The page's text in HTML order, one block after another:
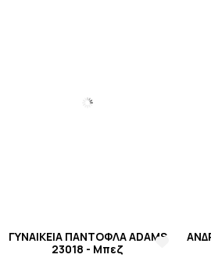
ΓΥΝΑΙΚΕΙA ΠΑΝΤΟΦΛA ADAMS
23018 - Μπεζ